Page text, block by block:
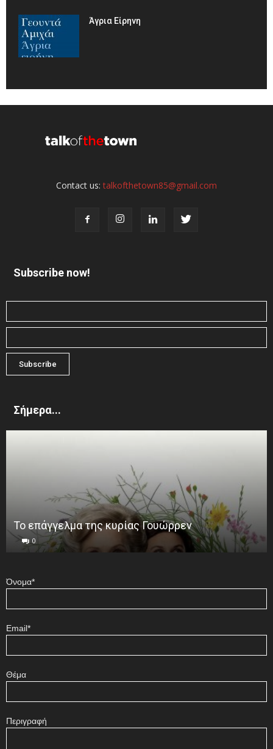
Άγρια Είρηνη
Contact us:talkofthetown85@gmail.com
Subscribe now!
Σήμερα...
Το επάγγελμα της κυρίας Γουώρρεν
0
Όνομα*
Email*
Θέμα
Περιγραφή